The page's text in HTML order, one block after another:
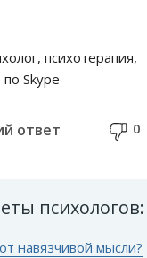
психотерапия,
Skype
ответ 0
психологов:
навязчивой мысли?